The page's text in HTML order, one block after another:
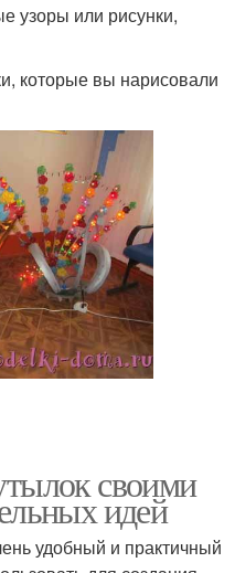
узоры или рисунки,
которые вы нарисовали
своими
идей
удобный и практичный